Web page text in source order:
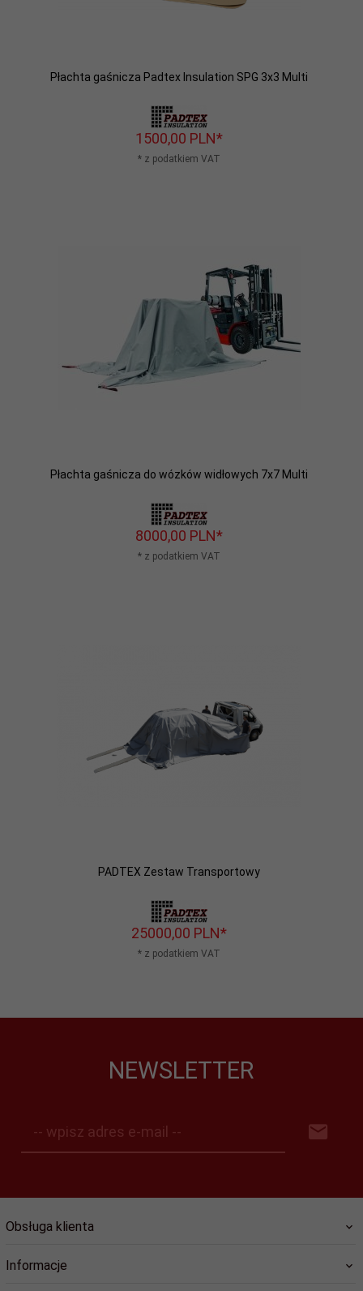
Płachta gaśnicza Padtex Insulation SPG 3x3 Multi
1500,00 PLN*
* z podatkiem VAT
Płachta gaśnicza do wózków widłowych 7x7 Multi
8000,00 PLN*
* z podatkiem VAT
PADTEX Zestaw Transportowy
25000,00 PLN*
* z podatkiem VAT
NEWSLETTER
-- wpisz adres e-mail --
Obsługa klienta
Informacje